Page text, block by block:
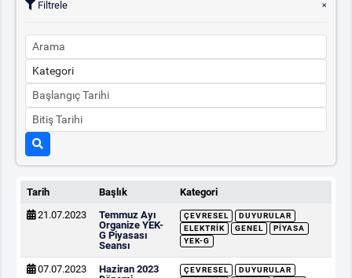
Filtrele
Tarih Başlık
Kategori
21.07.2023
Temmuz Ayı
Organize YEK-
G Piyasası
Seansı
ÇEVRESEL
DUYURULAR
ELEKTRIK
GENEL
PIYASA
YEK-G
07.07.2023
Haziran 2023
ÇEVRESEL
DUYURULAR